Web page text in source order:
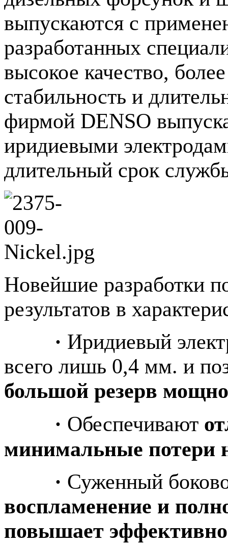
выпускаются с
разработанных
высокое качество,
стабильность и
фирмой DENSO
иридиевыми
длительный срок
Новейшие разработки
результатов в
· Иридиевый
всего лишь 0,4 мм. и
большой резерв
· Обеспечивают
минимальные потери
· Суженный
воспламенение и
повышает